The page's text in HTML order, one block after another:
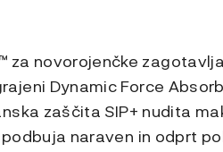
za novorojenčke
Dynamic Force
zaščita SIP+ nudita
naraven in odprt